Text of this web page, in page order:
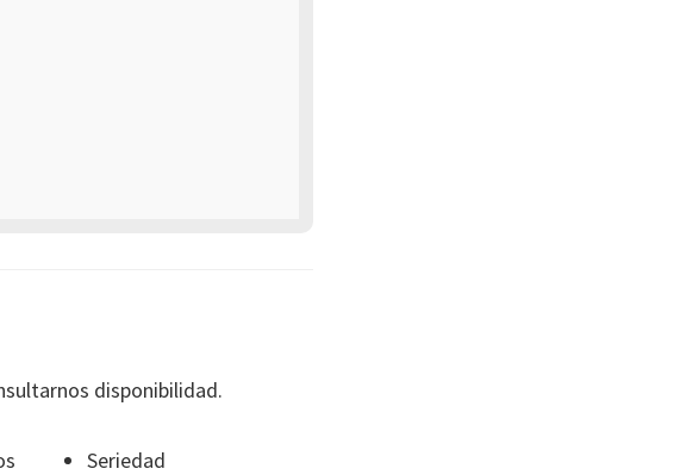
disponibilidad.
Seriedad